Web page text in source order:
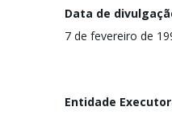
Data de
7 de fevereiro de
Entidade